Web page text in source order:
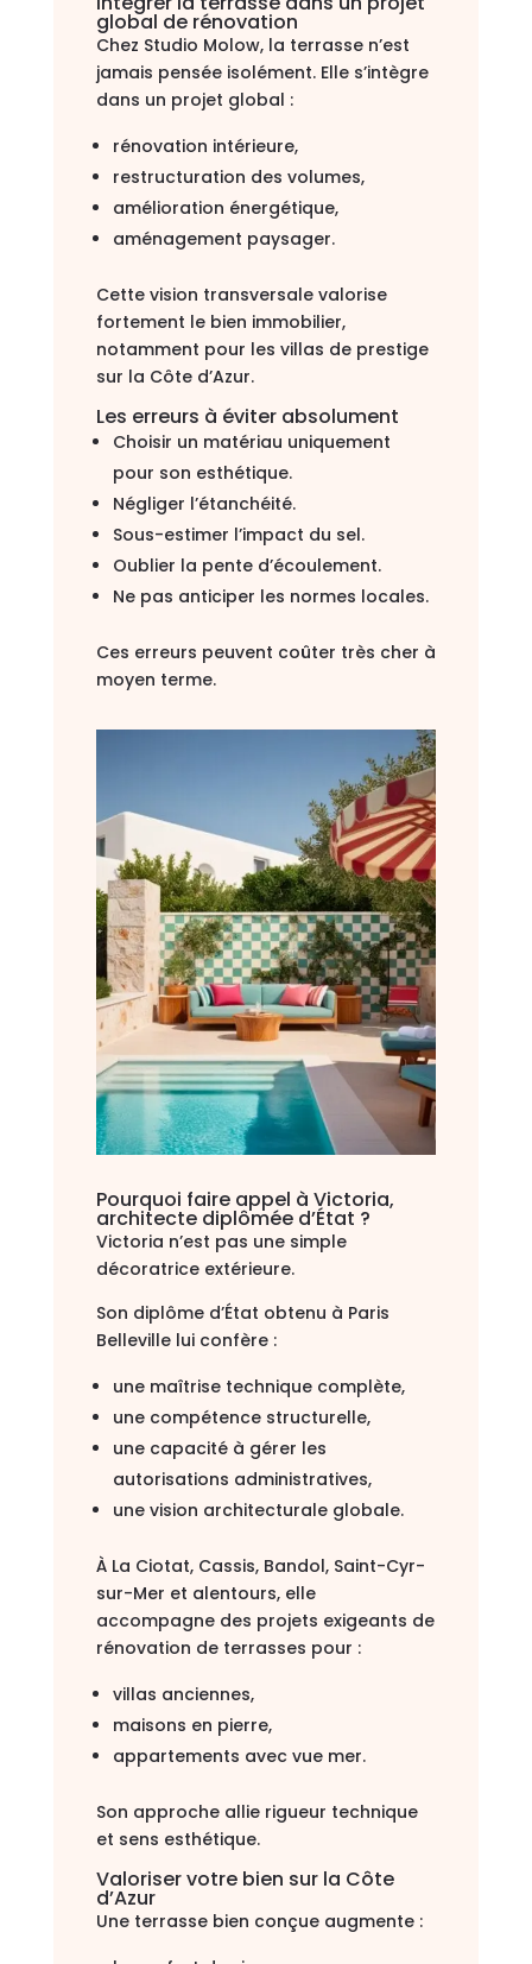
global de rénovation
Chez Studio Molow, la terrasse n’est
jamais pensée isolément. Elle s’intègre
dans un projet global :
rénovation intérieure,
restructuration des volumes,
amélioration énergétique,
aménagement paysager.
Cette vision transversale valorise
fortement le bien immobilier,
notamment pour les villas de prestige
sur la Côte d’Azur.
Les erreurs à éviter absolument
Choisir un matériau uniquement
pour son esthétique.
Négliger l’étanchéité.
Sous-estimer l’impact du sel.
Oublier la pente d’écoulement.
Ne pas anticiper les normes locales.
Ces erreurs peuvent coûter très cher à
moyen terme.
Pourquoi faire appel à Victoria,
architecte diplômée d’État ?
Victoria n’est pas une simple
décoratrice extérieure.
Son diplôme d’État obtenu à Paris
Belleville lui confère :
une maîtrise technique complète,
une compétence structurelle,
une capacité à gérer les
autorisations administratives,
une vision architecturale globale.
À La Ciotat, Cassis, Bandol, Saint-Cyr-
sur-Mer et alentours, elle
accompagne des projets exigeants de
rénovation de terrasses pour :
villas anciennes,
maisons en pierre,
appartements avec vue mer.
Son approche allie rigueur technique
et sens esthétique.
Valoriser votre bien sur la Côte
d’Azur
Une terrasse bien conçue augmente :